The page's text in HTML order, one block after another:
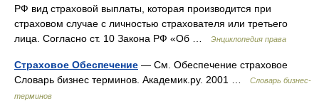
РФ вид страховой выплаты, которая производится при
страховом случае с личностью страхователя или третьего
лица. Согласно ст. 10 Закона РФ «Об …
Энциклопедия права
Страховое Обеспечение — См. Обеспечение страховое
Словарь бизнес терминов. Академик.ру. 2001 …
Словарь бизнес-
терминов